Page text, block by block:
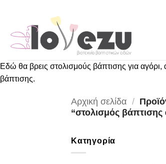
περιεχόμενο
Εδώ θα βρεις στολισμούς βάπτισης για αγόρι,
βάπτισης.
Αρχική σελίδα /
“στολισμός βάπτισης
Κατηγορία